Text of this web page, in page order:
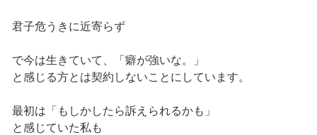
君子危うきに近寄らず
で今は生きていて、「癖が強いな。」
と感じる方とは契約しないことにしています。
最初は「もしかしたら訴えられるかも」
と感じていた私も